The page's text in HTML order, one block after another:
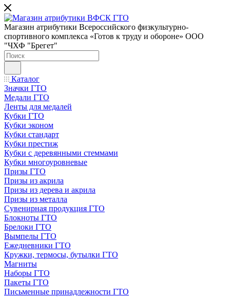
Магазин атрибутики Всероссийского физкультурно-
спортивного комплекса «Готов к труду и обороне» ООО
"ЧХФ "Брегет"
Каталог
Значки ГТО
Медали ГТО
Ленты для медалей
Кубки ГТО
Кубки эконом
Кубки стандарт
Кубки престиж
Кубки с деревянными стеммами
Кубки многоуровневые
Призы ГТО
Призы из акрила
Призы из дерева и акрила
Призы из металла
Сувенирная продукция ГТО
Блокноты ГТО
Брелоки ГТО
Вымпелы ГТО
Ежедневники ГТО
Кружки, термосы, бутылки ГТО
Магниты
Наборы ГТО
Пакеты ГТО
Письменные принадлежности ГТО